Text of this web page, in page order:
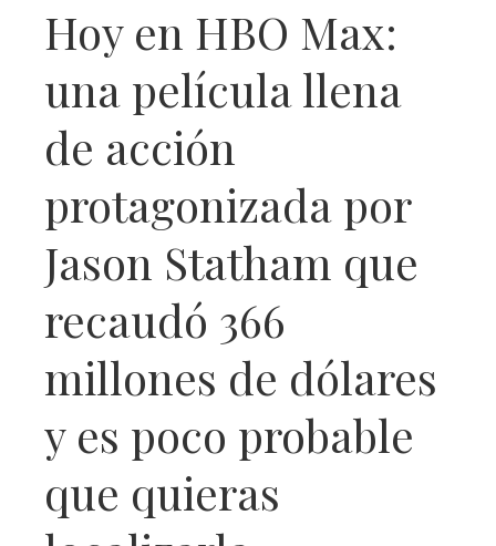
Hoy en HBO Max:
una película llena
de acción
protagonizada por
Jason Statham que
recaudó 366
millones de dólares
y es poco probable
que quieras